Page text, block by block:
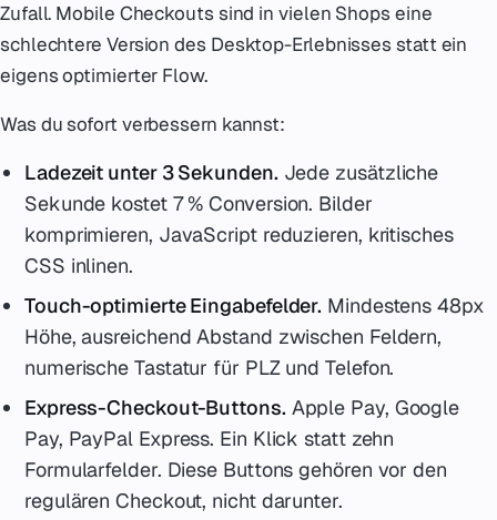
Zufall. Mobile Checkouts sind in vielen Shops eine
schlechtere Version des Desktop-Erlebnisses statt ein
eigens optimierter Flow.
Was du sofort verbessern kannst:
Ladezeit unter 3 Sekunden. Jede zusätzliche
Sekunde kostet 7 % Conversion. Bilder
komprimieren, JavaScript reduzieren, kritisches
CSS inlinen.
Touch-optimierte Eingabefelder. Mindestens 48px
Höhe, ausreichend Abstand zwischen Feldern,
numerische Tastatur für PLZ und Telefon.
Express-Checkout-Buttons. Apple Pay, Google
Pay, PayPal Express. Ein Klick statt zehn
Formularfelder. Diese Buttons gehören vor den
regulären Checkout, nicht darunter.